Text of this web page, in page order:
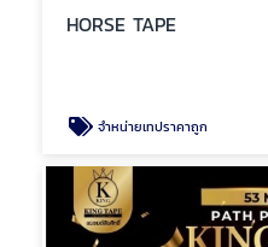
HORSE TAPE
จำหน่ายเทปราคาถูก